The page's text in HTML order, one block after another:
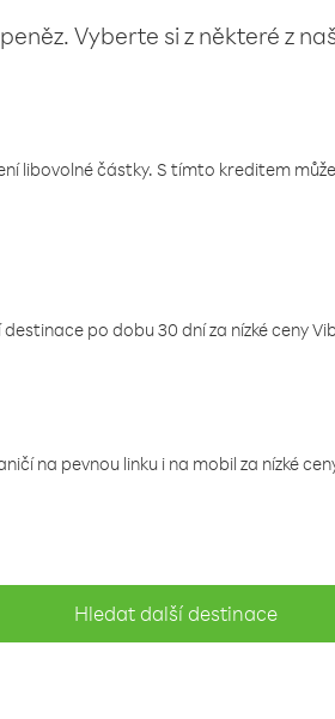
Vyberte si z některé z
libovolné částky. S tímto kreditem
po dobu 30 dní za nízké ceny
na pevnou linku i na mobil za nízké
Hledat další destinace